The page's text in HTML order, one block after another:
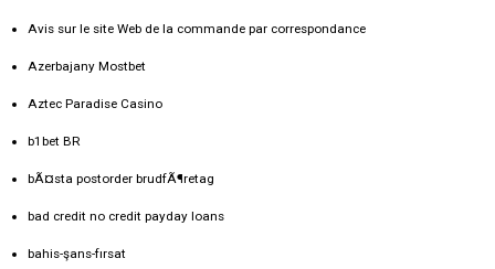
Avis sur le site Web de la commande par correspondance
Azerbajany Mostbet
Aztec Paradise Casino
b1bet BR
bÃ¤sta postorder brudfÃ¶retag
bad credit no credit payday loans
bahis-şans-fırsat